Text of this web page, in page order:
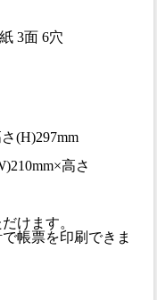
3面 6穴
(H)297mm
高さ
けます。
帳票を印刷できま